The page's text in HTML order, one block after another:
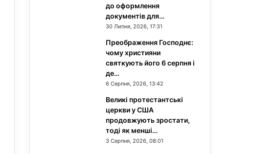
до оформлення
документів для…
30 Липня, 2026, 17:31
Преображення Господнє:
чому християни
святкують його 6 серпня і
де…
6 Серпня, 2026, 13:42
Великі протестантські
церкви у США
продовжують зростати,
тоді як менші…
3 Серпня, 2026, 08:01